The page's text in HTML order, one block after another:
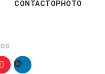
CONTACTOPHOTO